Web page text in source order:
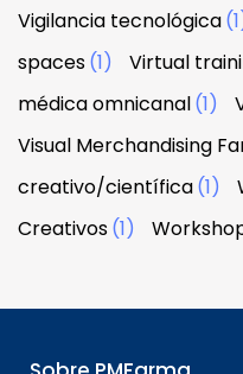
Vigilancia tecnológica
spaces(1) Virtual
médica omnicanal(1)
Visual Merchandising
creativo/científica(1)
Creativos(1)